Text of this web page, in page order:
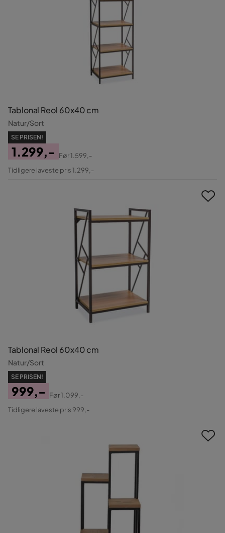
Tablonal Reol 60x40 cm
Natur/Sort
SE PRISEN!
Pris
1.299,-
Original
Før1.599,-
Tidligere laveste pris 1.299,-
Tablonal Reol 60x40 cm
Natur/Sort
SE PRISEN!
Pris
999,-
Original
Før1.099,-
Tidligere laveste pris 999,-